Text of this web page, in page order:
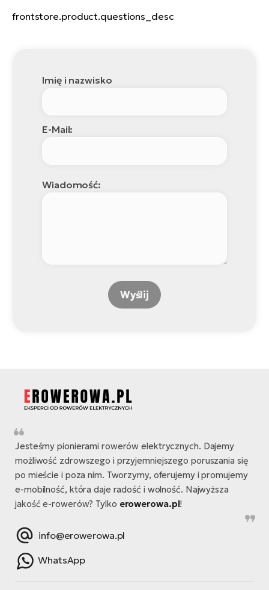
frontstore.product.questions_desc
Imię i nazwisko
E-Mail:
Wiadomość:
Wyślij
Jesteśmy pionierami rowerów elektrycznych. Dajemy
możliwość zdrowszego i przyjemniejszego poruszania się
po mieście i poza nim. Tworzymy, oferujemy i promujemy
e-mobilność, która daje radość i wolność. Najwyższa
jakość e-rowerów? Tylko erowerowa.pl!
info@erowerowa.pl
WhatsApp